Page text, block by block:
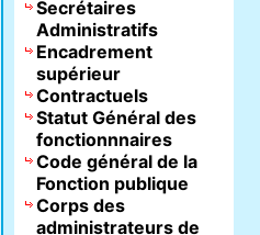
Secrétaires
Administratifs
Encadrement
supérieur
Contractuels
Statut Général des
fonctionnnaires
Code général de la
Fonction publique
Corps des
administrateurs de